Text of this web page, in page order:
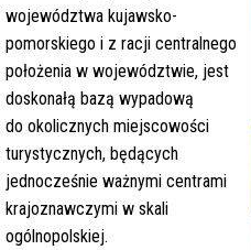
województwa kujawsko-
pomorskiego i z racji centralnego
położenia w województwie, jest
doskonałą bazą wypadową
do okolicznych miejscowości
turystycznych, będących
jednocześnie ważnymi centrami
krajoznawczymi w skali
ogólnopolskiej.